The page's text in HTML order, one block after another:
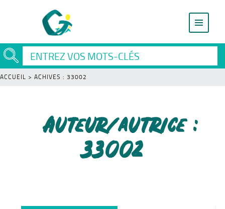
ACCUEIL > ACHIVES : 33002
Auteur/autrice :
33002